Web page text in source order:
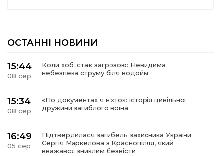
ОСТАННІ НОВИНИ
15:44
08 сер
Коли хобі стає загрозою: Невидима
небезпека струму біля водойм
15:34
08 сер
«По документах я ніхто»: історія цивільної
дружини загиблого воїна
16:49
05 сер
Підтвердилася загибель захисника України
Сергія Маркелова з Краснопілля, який
вважався зниклим безвісти